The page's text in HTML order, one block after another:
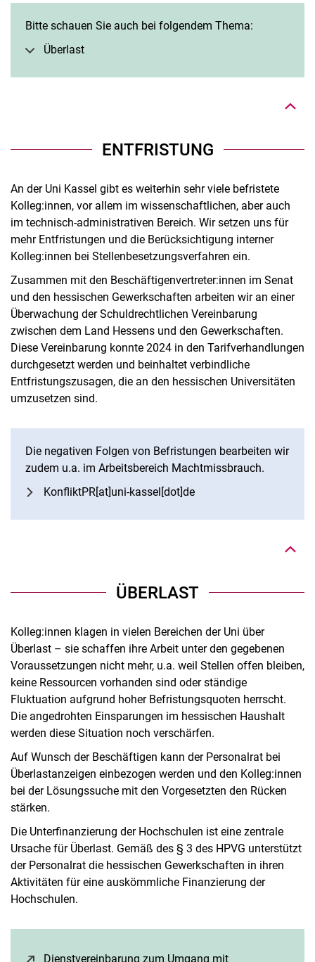
Bitte schauen Sie auch bei folgendem Thema:
Überlast
Nach oben
ENTFRISTUNG
An der Uni Kassel gibt es weiterhin sehr viele befristete
Kolleg:innen, vor allem im wissenschaftlichen, aber auch
im technisch-administrativen Bereich. Wir setzen uns für
mehr Entfristungen und die Berücksichtigung interner
Kolleg:innen bei Stellenbesetzungsverfahren ein.
Zusammen mit den Beschäftigenvertreter:innen im Senat
und den hessischen Gewerkschaften arbeiten wir an einer
Überwachung der Schuldrechtlichen Vereinbarung
zwischen dem Land Hessens und den Gewerkschaften.
Diese Vereinbarung konnte 2024 in den Tarifverhandlungen
durchgesetzt werden und beinhaltet verbindliche
Entfristungszusagen, die an den hessischen Universitäten
umzusetzen sind.
Die negativen Folgen von Befristungen bearbeiten wir
zudem u.a. im Arbeitsbereich Machtmissbrauch.
KonfliktPR[at]uni-kassel[dot]de
Nach oben
ÜBERLAST
Kolleg:innen klagen in vielen Bereichen der Uni über
Überlast – sie schaffen ihre Arbeit unter den gegebenen
Voraussetzungen nicht mehr, u.a. weil Stellen offen bleiben,
keine Ressourcen vorhanden sind oder ständige
Fluktuation aufgrund hoher Befristungsquoten herrscht.
Die angedrohten Einsparungen im hessischen Haushalt
werden diese Situation noch verschärfen.
Auf Wunsch der Beschäftigen kann der Personalrat bei
Überlastanzeigen einbezogen werden und den Kolleg:innen
bei der Lösungssuche mit den Vorgesetzten den Rücken
stärken.
Die Unterfinanzierung der Hochschulen ist eine zentrale
Ursache für Überlast. Gemäß des § 3 des HPVG unterstützt
der Personalrat die hessischen Gewerkschaften in ihren
Aktivitäten für eine auskömmliche Finanzierung der
Hochschulen.
Dienstvereinbarung zum Umgang mit